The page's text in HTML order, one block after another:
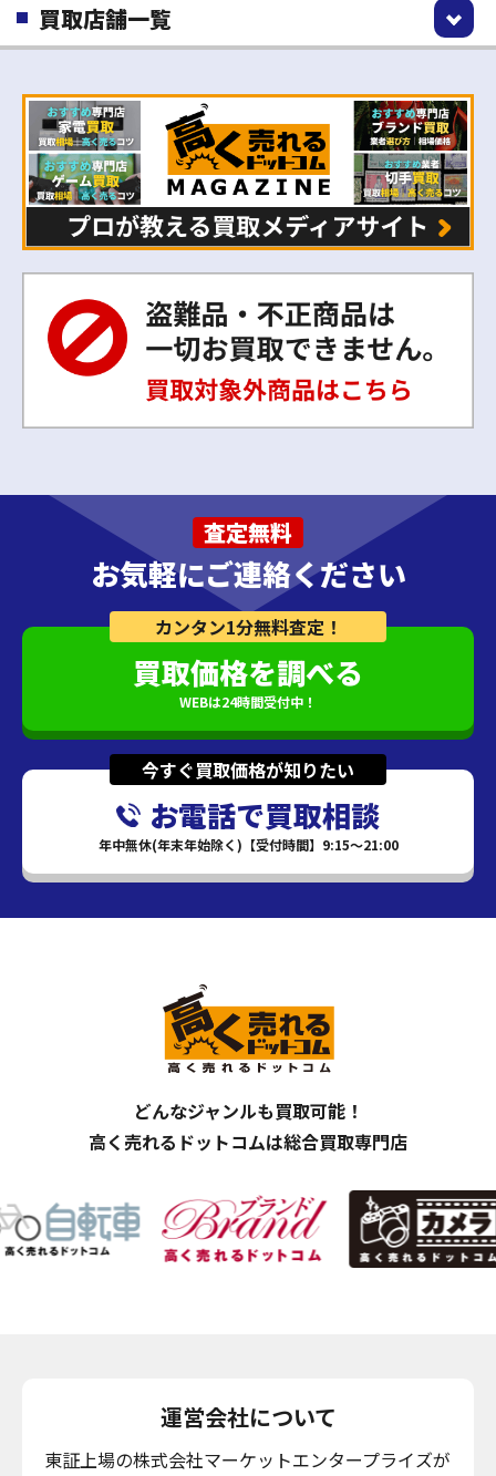
買取店舗一覧
査定無料
お気軽にご連絡ください
カンタン1分無料査定！
買取価格を調べる
WEBは24時間受付中！
今すぐ買取価格が知りたい
お電話で買取相談
年中無休(年末年始除く)【受付時間】9:15～21:00
どんなジャンルも買取可能！
高く売れるドットコムは総合買取専門店
運営会社について
東証上場の株式会社マーケットエンタープライズが